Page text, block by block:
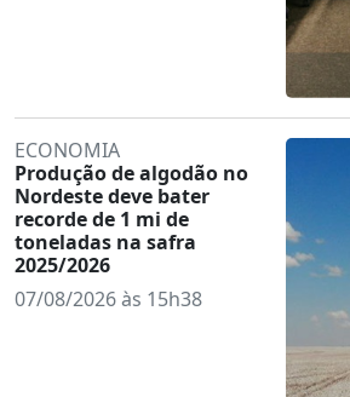
ECONOMIA
Produção de algodão no
Nordeste deve bater
recorde de 1 mi de
toneladas na safra
2025/2026
07/08/2026 às 15h38